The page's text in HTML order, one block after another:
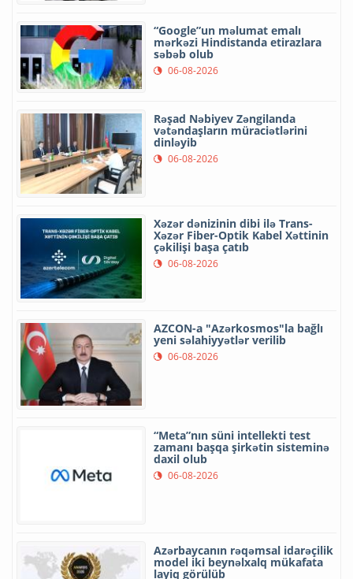
“Google”un məlumat emalı
mərkəzi Hindistanda etirazlara
səbəb olub
06-08-2026
Rəşad Nəbiyev Zəngilanda
vətəndaşların müraciətlərini
dinləyib
06-08-2026
Xəzər dənizinin dibi ilə Trans-
Xəzər Fiber-Optik Kabel Xəttinin
çəkilişi başa çatıb
06-08-2026
AZCON-a "Azərkosmos"la bağlı
yeni səlahiyyətlər verilib
06-08-2026
“Meta”nın süni intellekti test
zamanı başqa şirkətin sisteminə
daxil olub
06-08-2026
Azərbaycanın rəqəmsal idarəçilik
model iki beynəlxalq mükafata
layiq görülüb